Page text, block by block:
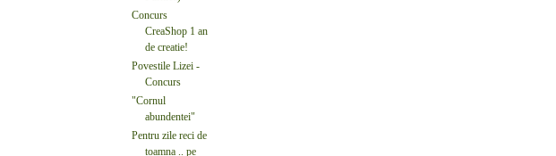
Concurs
CreaShop 1 an
de creatie!
Povestile Lizei -
Concurs
"Cornul
abundentei"
Pentru zile reci de
toamna .. pe